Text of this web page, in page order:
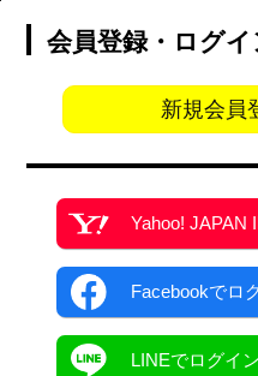
会員登録・ログイ
新規会員
Yahoo! JAPAN
Facebookでロ
LINEでログイン